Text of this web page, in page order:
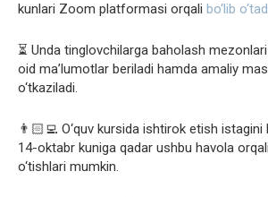
kunlari Zoom platformasi orqali bo‘lib
⏳ Unda tinglovchilarga baholash
oid ma’lumotlar beriladi hamda amaliy
o‘tkaziladi.
👨🏻‍💻 O‘quv kursida ishtirok etish
14-oktabr kuniga qadar ushbu havola
o‘tishlari mumkin.